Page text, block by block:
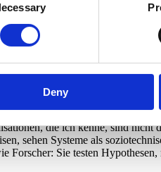
Deny
Cyberpsychologie und den
wir nicht für die Menschen
immer wieder
oder wenn Technik eher als
die sowohl
von "good enough"
die ich kenne, sind
sehen Systeme als
Forscher: Sie testen